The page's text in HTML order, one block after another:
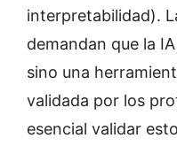
interpretabilidad).
demandan que la
sino una
validada por los
esencial validar